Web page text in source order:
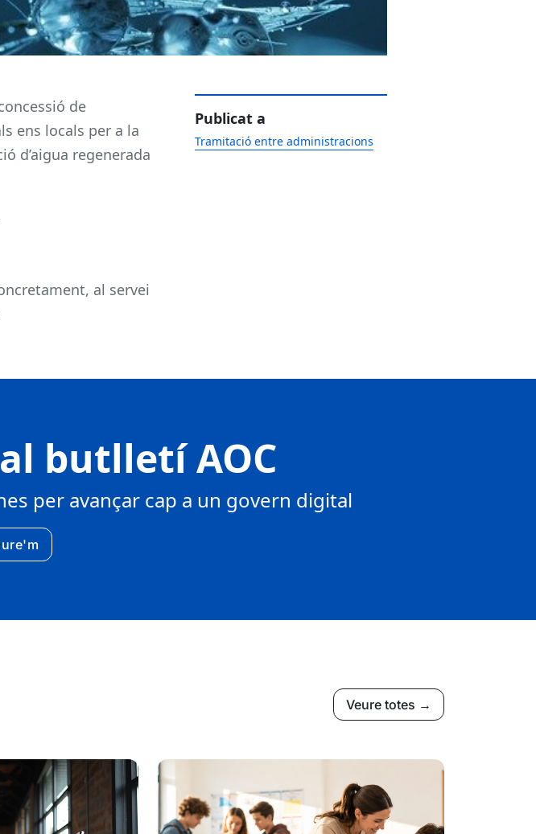
de
ens locals per a la
d’aigua regenerada
al servei
Publicat a
Tramitació entre administracions
butlletí AOC
per avançar cap a un govern digital
Veure totes →